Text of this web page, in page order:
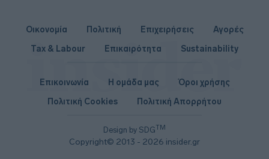
Οικονομία Πολιτική Επιχειρήσεις
Αγορές
Tax & Labour
Επικαιρότητα Sustainability
Design by SDGTM
Copyright© 2013 - 2026 insider.gr
Επικοινωνία Η ομάδα μας
Όροι χρήσης
Πολιτική Cookies
Πολιτική Απορρήτου